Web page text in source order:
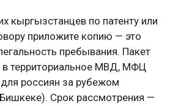
кыргызстанцев по патенту или
приложите копию — это
пребывания. Пакет
в территориальное МВД, МФЦ
россиян за рубежом
Срок рассмотрения —